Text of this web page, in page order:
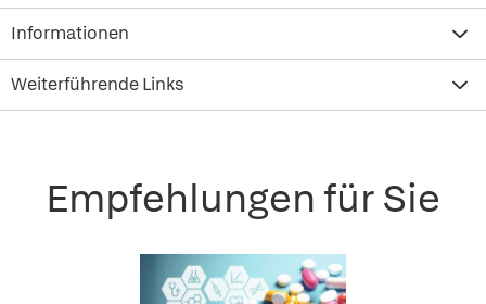
Informationen
Weiterführende Links
Empfehlungen für Sie